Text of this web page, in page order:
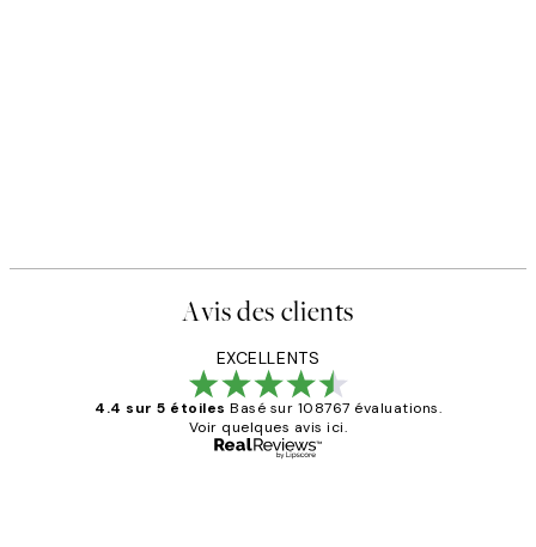
Avis des clients
EXCELLENTS
4.4 sur 5 étoiles Basé sur 108767 évaluations.
Voir quelques avis ici.